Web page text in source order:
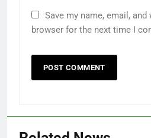
Save my name, email,
browser for the next time I